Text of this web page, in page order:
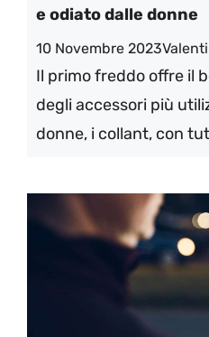
e odiato dalle donne
10 Novembre 2023
Il primo freddo offre il
degli accessori più
donne, i collant, con